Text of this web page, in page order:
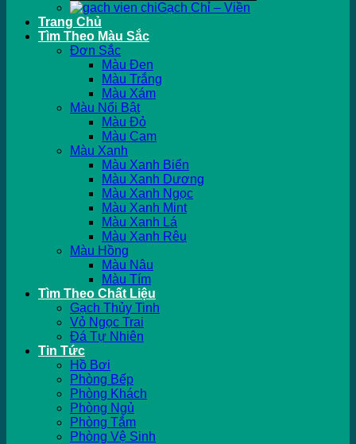
Gạch Chỉ – Viền
Trang Chủ
Tìm Theo Màu Sắc
Đơn Sắc
Màu Đen
Màu Trắng
Màu Xám
Màu Nổi Bật
Màu Đỏ
Màu Cam
Màu Xanh
Màu Xanh Biển
Màu Xanh Dương
Màu Xanh Ngọc
Màu Xanh Mint
Màu Xanh Lá
Màu Xanh Rêu
Màu Hồng
Màu Nâu
Màu Tím
Tìm Theo Chất Liệu
Gạch Thủy Tinh
Vỏ Ngọc Trai
Đá Tự Nhiên
Tin Tức
Hồ Bơi
Phòng Bếp
Phòng Khách
Phòng Ngủ
Phòng Tắm
Phòng Vệ Sinh